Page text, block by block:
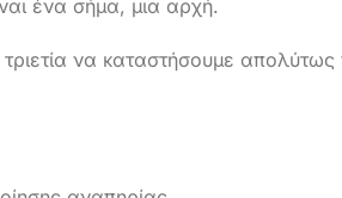
ένα σήμα, μια αρχή.
να καταστήσουμε απολύτως